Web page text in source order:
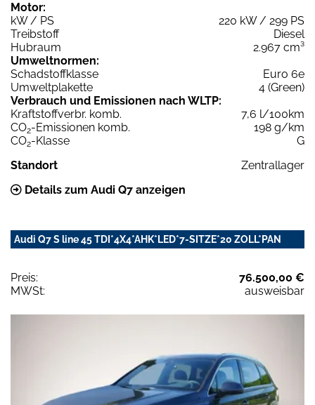
Motor:
kW / PS
220 kW / 299 PS
Treibstoff
Diesel
Hubraum
2.967 cm³
Umweltnormen:
Schadstoffklasse
Euro 6e
Umweltplakette
4 (Green)
Verbrauch und Emissionen nach WLTP:
Kraftstoffverbr. komb.
7,6 l/100km
CO2-Emissionen komb.
198 g/km
CO2-Klasse
G
Standort
Zentrallager
Details zum Audi Q7 anzeigen
Audi Q7 S line 45 TDI*4X4*AHK*LED*7-SITZE*20 ZOLL*PAN
Preis:
76.500,00 €
MWSt:
ausweisbar